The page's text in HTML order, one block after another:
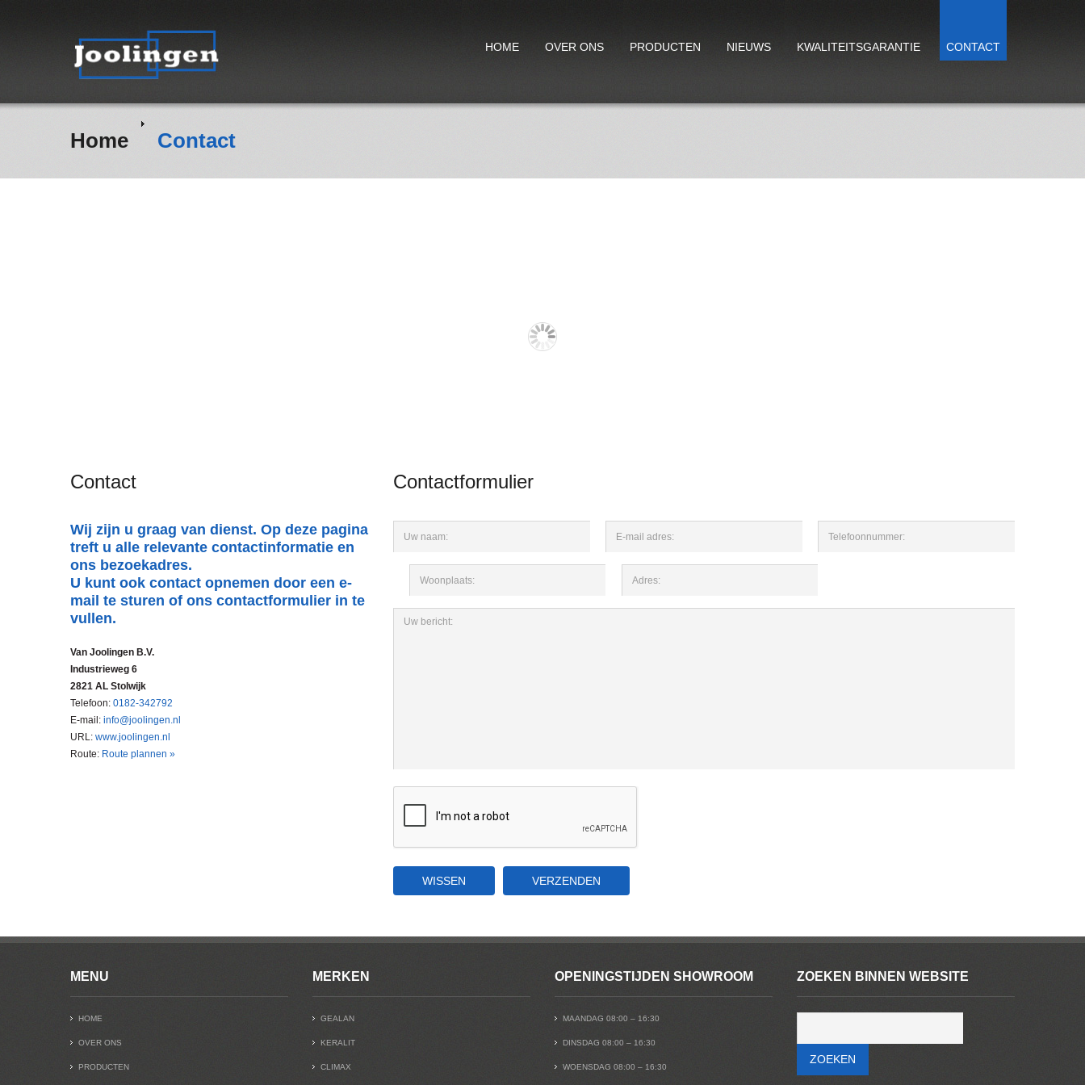
HOME OVER ONS PRODUCTEN NIEUWS KWALITEITSGARANTIE CONTACT
Home Contact
Contact
Wij zijn u graag van dienst. Op deze pagina
treft u alle relevante contactinformatie en
ons bezoekadres.
U kunt ook contact opnemen door een e-
mail te sturen of ons contactformulier in te
vullen.
Van Joolingen B.V.
Industrieweg 6
2821 AL Stolwijk
Telefoon: 0182-342792
E-mail: info@joolingen.nl
URL: www.joolingen.nl
Route: Route plannen »
Contactformulier
MENU
HOME
OVER ONS
PRODUCTEN
MERKEN
GEALAN
KERALIT
CLIMAX
OPENINGSTIJDEN SHOWROOM
MAANDAG 08:00 – 16:30
DINSDAG 08:00 – 16:30
WOENSDAG 08:00 – 16:30
ZOEKEN BINNEN WEBSITE